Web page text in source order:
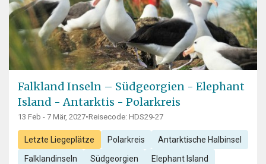
Falkland Inseln – Südgeorgien - Elephant
Island - Antarktis - Polarkreis
13 Feb - 7 Mär, 2027•Reisecode: HDS29-27
Letzte Liegeplätze Polarkreis Antarktische Halbinsel
Falklandinseln Südgeorgien Elephant Island